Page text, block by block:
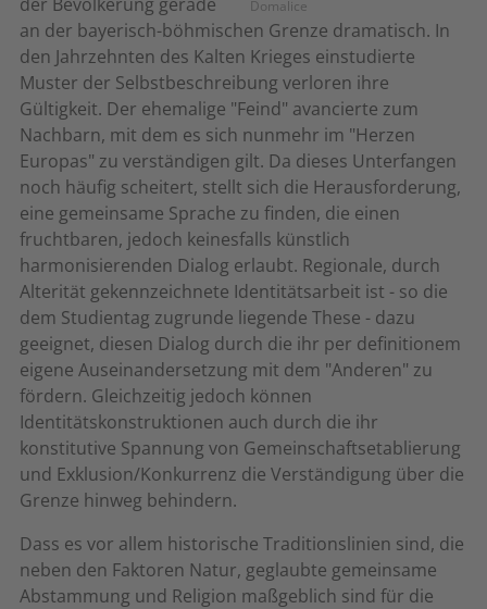
Domalice
an der bayerisch-böhmischen Grenze dramatisch. In
den Jahrzehnten des Kalten Krieges einstudierte
Muster der Selbstbeschreibung verloren ihre
Gültigkeit. Der ehemalige "Feind" avancierte zum
Nachbarn, mit dem es sich nunmehr im "Herzen
Europas" zu verständigen gilt. Da dieses Unterfangen
noch häufig scheitert, stellt sich die Herausforderung,
eine gemeinsame Sprache zu finden, die einen
fruchtbaren, jedoch keinesfalls künstlich
harmonisierenden Dialog erlaubt. Regionale, durch
Alterität gekennzeichnete Identitätsarbeit ist - so die
dem Studientag zugrunde liegende These - dazu
geeignet, diesen Dialog durch die ihr per definitionem
eigene Auseinandersetzung mit dem "Anderen" zu
fördern. Gleichzeitig jedoch können
Identitätskonstruktionen auch durch die ihr
konstitutive Spannung von Gemeinschaftsetablierung
und Exklusion/Konkurrenz die Verständigung über die
Grenze hinweg behindern.
Dass es vor allem historische Traditionslinien sind, die
neben den Faktoren Natur, geglaubte gemeinsame
Abstammung und Religion maßgeblich sind für die